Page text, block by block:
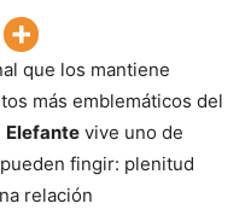
que los mantiene
más emblemáticos del
Elefante vive uno de
fingir: plenitud
relación